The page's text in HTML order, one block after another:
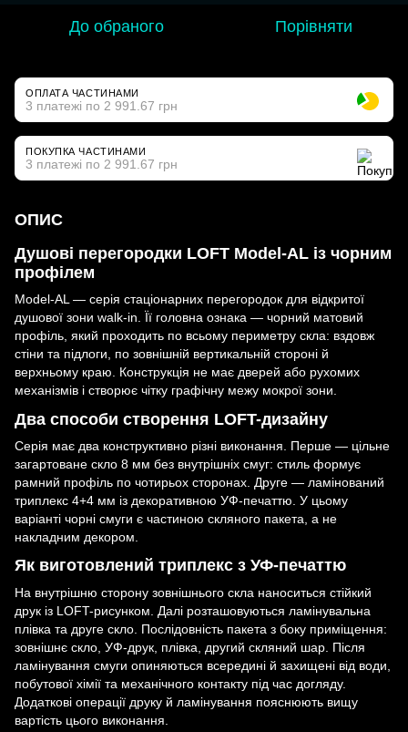
До обраного Порівняти
ОПЛАТА ЧАСТИНАМИ
3 платежі по 2 991.67 грн
ПОКУПКА ЧАСТИНАМИ
3 платежі по 2 991.67 грн
ОПИС
Душові перегородки LOFT Model-AL із чорним
профілем
Model-AL — серія стаціонарних перегородок для відкритої
душової зони walk-in. Її головна ознака — чорний матовий
профіль, який проходить по всьому периметру скла: вздовж
стіни та підлоги, по зовнішній вертикальній стороні й
верхньому краю. Конструкція не має дверей або рухомих
механізмів і створює чітку графічну межу мокрої зони.
Два способи створення LOFT-дизайну
Серія має два конструктивно різні виконання. Перше — цільне
загартоване скло 8 мм без внутрішніх смуг: стиль формує
рамний профіль по чотирьох сторонах. Друге — ламінований
триплекс 4+4 мм із декоративною УФ-печаттю. У цьому
варіанті чорні смуги є частиною скляного пакета, а не
накладним декором.
Як виготовлений триплекс з УФ-печаттю
На внутрішню сторону зовнішнього скла наноситься стійкий
друк із LOFT-рисунком. Далі розташовуються ламінувальна
плівка та друге скло. Послідовність пакета з боку приміщення:
зовнішнє скло, УФ-друк, плівка, другий скляний шар. Після
ламінування смуги опиняються всередині й захищені від води,
побутової хімії та механічного контакту під час догляду.
Додаткові операції друку й ламінування пояснюють вищу
вартість цього виконання.